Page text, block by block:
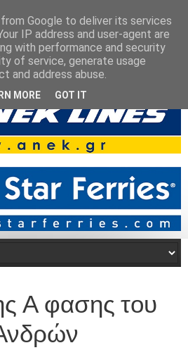
Α φασης του
Google to deliver its services
IP address and user-agent are
with performance and security
of service, generate usage
and address abuse.
MORE GOT IT